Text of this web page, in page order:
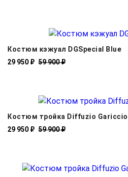
Костюм кэжуал DGSpecial Blue
29 950 ₽ 59 900 ₽
Костюм тройка Diffuzio Gariccio
29 950 ₽ 59 900 ₽